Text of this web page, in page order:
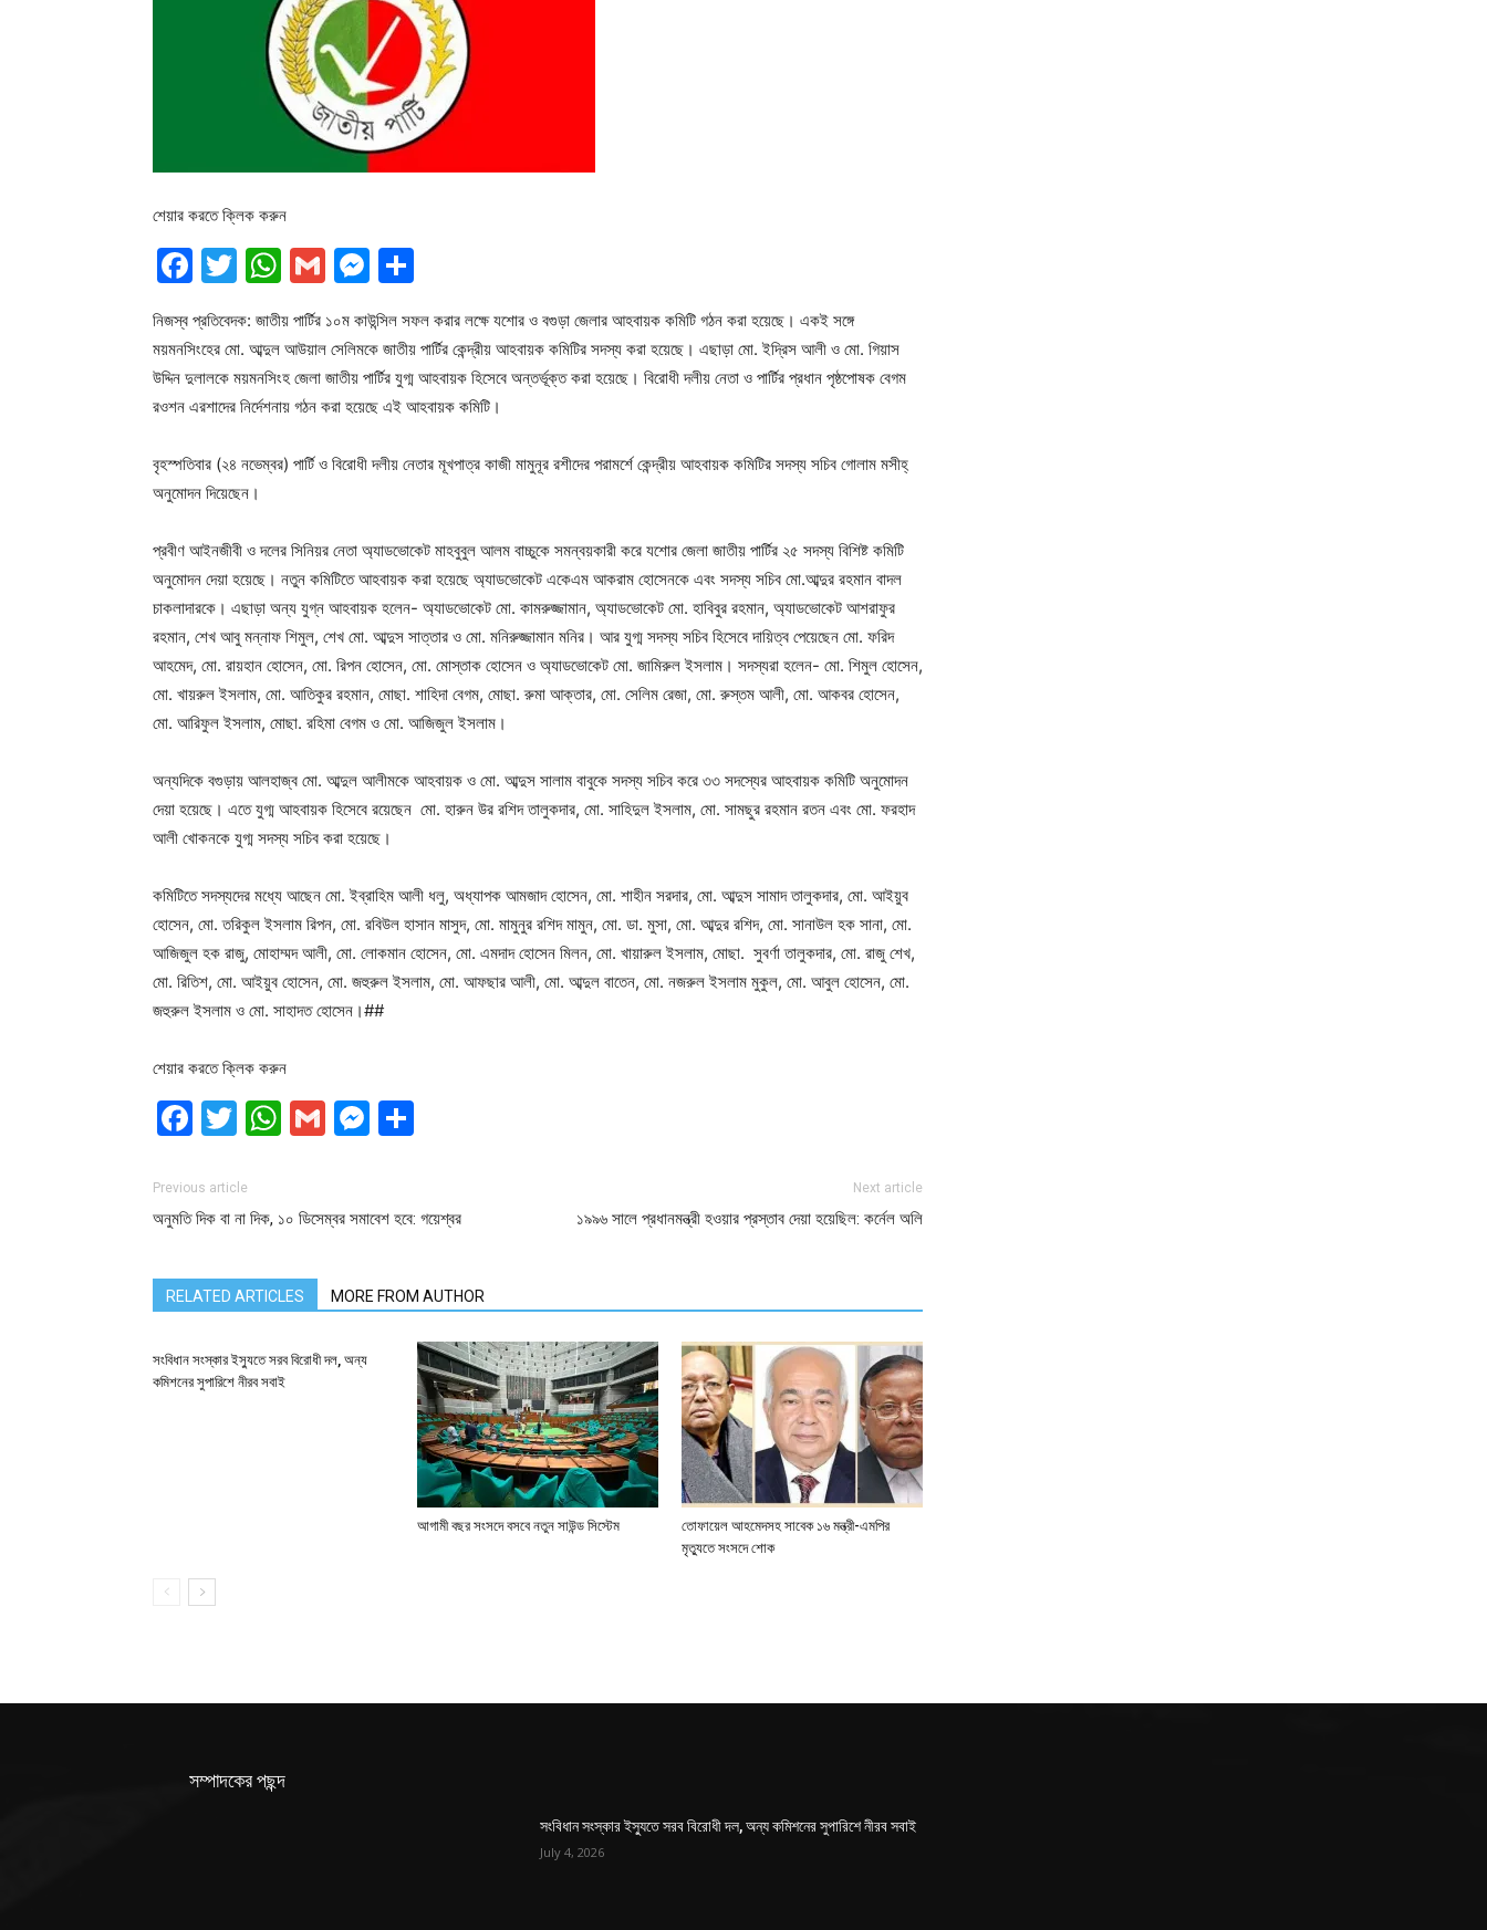
শেয়ার করতে ক্লিক করুন
Facebook
Twitter
WhatsApp
GmailMessenger
নিজস্ব প্রতিবেদক: জাতীয় পার্টির ১০ম কাউন্সিল সফল করার লক্ষে যশোর ও বগুড়া জেলার আহবায়ক কমিটি গঠন করা হয়েছে। একই সঙ্গে
ময়মনসিংহের মো. আব্দুল আউয়াল সেলিমকে জাতীয় পার্টির কেন্দ্রীয় আহবায়ক কমিটির সদস্য করা হয়েছে। এছাড়া মো. ইদ্রিস আলী ও মো. গিয়াস
উদ্দিন দুলালকে ময়মনসিংহ জেলা জাতীয় পার্টির যুগ্ম আহবায়ক হিসেবে অন্তর্ভূক্ত করা হয়েছে। বিরোধী দলীয় নেতা ও পার্টির প্রধান পৃষ্ঠপোষক বেগম
রওশন এরশাদের নির্দেশনায় গঠন করা হয়েছে এই আহবায়ক কমিটি।
বৃহস্পতিবার (২৪ নভেম্বর) পার্টি ও বিরোধী দলীয় নেতার মূখপাত্র কাজী মামুনূর রশীদের পরামর্শে কেন্দ্রীয় আহবায়ক কমিটির সদস্য সচিব গোলাম মসীহ্
অনুমোদন দিয়েছেন।
প্রবীণ আইনজীবী ও দলের সিনিয়র নেতা অ্যাডভোকেট মাহবুবুল আলম বাচ্চুকে সমন্বয়কারী করে যশোর জেলা জাতীয় পার্টির ২৫ সদস্য বিশিষ্ট কমিটি
অনুমোদন দেয়া হয়েছে। নতুন কমিটিতে আহবায়ক করা হয়েছে অ্যাডভোকেট একেএম আকরাম হোসেনকে এবং সদস্য সচিব মো.আব্দুর রহমান বাদল
চাকলাদারকে। এছাড়া অন্য যুগ্ন আহবায়ক হলেন- অ্যাডভোকেট মো. কামরুজ্জামান, অ্যাডভোকেট মো. হাবিবুর রহমান, অ্যাডভোকেট আশরাফুর
রহমান, শেখ আবু মন্নাফ শিমুল, শেখ মো. আব্দুস সাত্তার ও মো. মনিরুজ্জামান মনির। আর যুগ্ম সদস্য সচিব হিসেবে দায়িত্ব পেয়েছেন মো. ফরিদ
আহমেদ, মো. রায়হান হোসেন, মো. রিপন হোসেন, মো. মোস্তাক হোসেন ও অ্যাডভোকেট মো. জামিরুল ইসলাম। সদস্যরা হলেন- মো. শিমুল হোসেন,
মো. খায়রুল ইসলাম, মো. আতিকুর রহমান, মোছা. শাহিদা বেগম, মোছা. রুমা আক্তার, মো. সেলিম রেজা, মো. রুস্তম আলী, মো. আকবর হোসেন,
মো. আরিফুল ইসলাম, মোছা. রহিমা বেগম ও মো. আজিজুল ইসলাম।
অন্যদিকে বগুড়ায় আলহাজ্ব মো. আব্দুল আলীমকে আহবায়ক ও মো. আব্দুস সালাম বাবুকে সদস্য সচিব করে ৩৩ সদস্যের আহবায়ক কমিটি অনুমোদন
দেয়া হয়েছে। এতে যুগ্ম আহবায়ক হিসেবে রয়েছেন মো. হারুন উর রশিদ তালুকদার, মো. সাহিদুল ইসলাম, মো. সামছুর রহমান রতন এবং মো. ফরহাদ
আলী খোকনকে যুগ্ম সদস্য সচিব করা হয়েছে।
কমিটিতে সদস্যদের মধ্যে আছেন মো. ইব্রাহিম আলী ধলু, অধ্যাপক আমজাদ হোসেন, মো. শাহীন সরদার, মো. আব্দুস সামাদ তালুকদার, মো. আইয়ুব
হোসেন, মো. তরিকুল ইসলাম রিপন, মো. রবিউল হাসান মাসুদ, মো. মামুনুর রশিদ মামুন, মো. ডা. মুসা, মো. আব্দুর রশিদ, মো. সানাউল হক সানা, মো.
আজিজুল হক রাজু, মোহাম্মদ আলী, মো. লোকমান হোসেন, মো. এমদাদ হোসেন মিলন, মো. খায়ারুল ইসলাম, মোছা. সুবর্ণা তালুকদার, মো. রাজু শেখ,
মো. রিতিশ, মো. আইয়ুব হোসেন, মো. জহুরুল ইসলাম, মো. আফছার আলী, মো. আব্দুল বাতেন, মো. নজরুল ইসলাম মুকুল, মো. আবুল হোসেন, মো.
জহুরুল ইসলাম ও মো. সাহাদত হোসেন।##
শেয়ার করতে ক্লিক করুন
Facebook
Twitter
WhatsApp
GmailMessenger
Previous article
অনুমতি দিক বা না দিক, ১০ ডিসেম্বর সমাবেশ হবে: গয়েশ্বর
Next article
১৯৯৬ সালে প্রধানমন্ত্রী হওয়ার প্রস্তাব দেয়া হয়েছিল: কর্নেল অলি
RELATED ARTICLES MORE FROM AUTHOR
সংবিধান সংস্কার ইস্যুতে সরব বিরোধী দল, অন্য
কমিশনের সুপারিশে নীরব সবাই
আগামী বছর সংসদে বসবে নতুন সাউন্ড সিস্টেম
তোফায়েল আহমেদসহ সাবেক ১৬ মন্ত্রী-এমপির
মৃত্যুতে সংসদে শোক
সম্পাদকের পছন্দ
সংবিধান সংস্কার ইস্যুতে সরব বিরোধী দল, অন্য কমিশনের সুপারিশে নীরব সবাই
July 4, 2026